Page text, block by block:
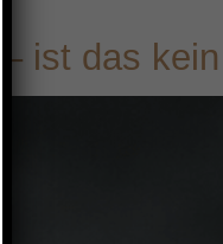
ist das